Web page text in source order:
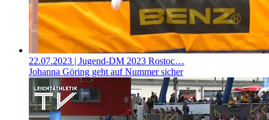
22.07.2023 | Jugend-DM 2023 Rostoc…
Johanna Göring geht auf Nummer sicher